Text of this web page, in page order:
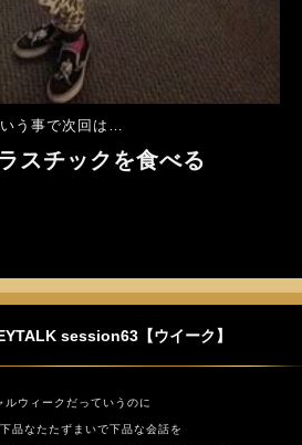
う事で次回は…
スチックを食べる
session63【ウイーク】
ルウィークだっていうのに
下品なたたずまいで下品な会話を